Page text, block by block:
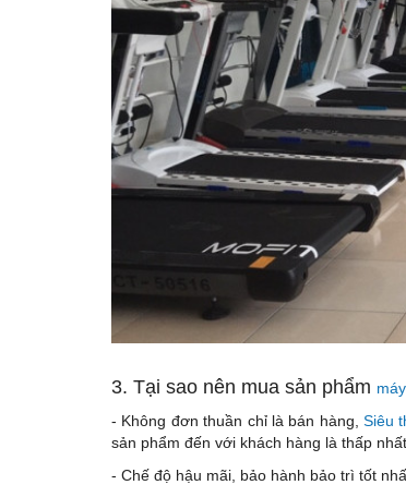
3. Tại sao nên mua sản phẩm
- Không đơn thuần chỉ là bán hàng, Siêu
sản phẩm đến với khách hàng là thấp
- Chế độ hậu mãi, bảo hành bảo trì tốt